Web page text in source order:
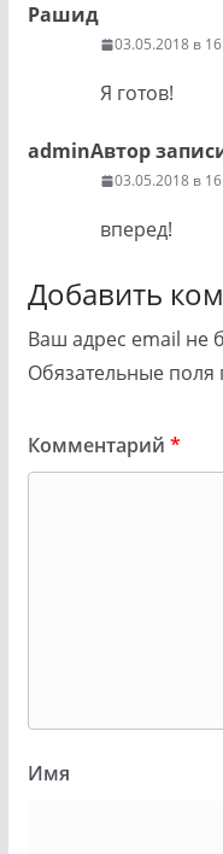
Рашид
03.05.2018 в
Я готов!
adminАвтор
03.05.2018 в
вперед!
Добавить
Ваш адрес email не
Обязательные
Комментарий *
Имя